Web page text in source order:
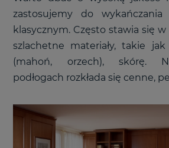
zastosujemy do
klasycznym. Często stawia się
szlachetne materiały, takie
(mahoń, orzech), skórę.
podłogach rozkłada się cenne,